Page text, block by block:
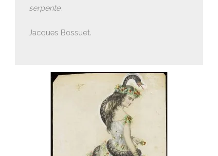
serpente.
Jacques Bossuet.